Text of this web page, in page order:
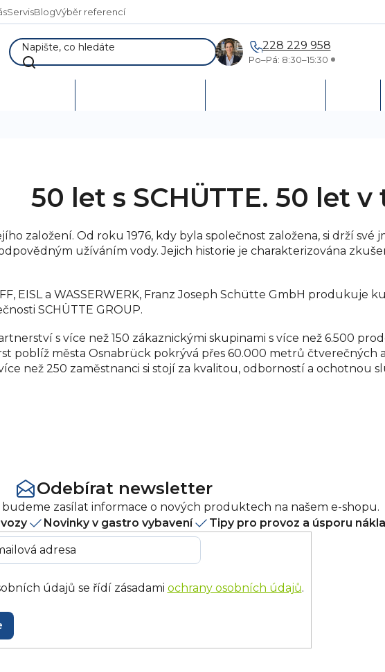
ServisBlogVýběr referencí
228 229 958
Po–Pá: 8:30–15:30
50 let s SCHÜTTE. 50 let
založení. Od roku 1976, kdy byla společnost založena, si drží své
užíváním vody. Jejich historie je charakterizována
EISL a WASSERWERK, Franz Joseph Schütte GmbH produkuje
SCHÜTTE GROUP.
s více než 150 zákaznickými skupinami s více než 6.500
poblíž města Osnabrück pokrývá přes 60.000 metrů čtverečných
než 250 zaměstnanci si stojí za kvalitou, odborností a ochotnou
Odebírat newsletter
budeme zasílat informace o nových produktech na našem e-shopu.
Novinky v gastro vybavení Tipy pro provoz a úsporu
údajů se řídí zásadami ochrany osobních údajů.